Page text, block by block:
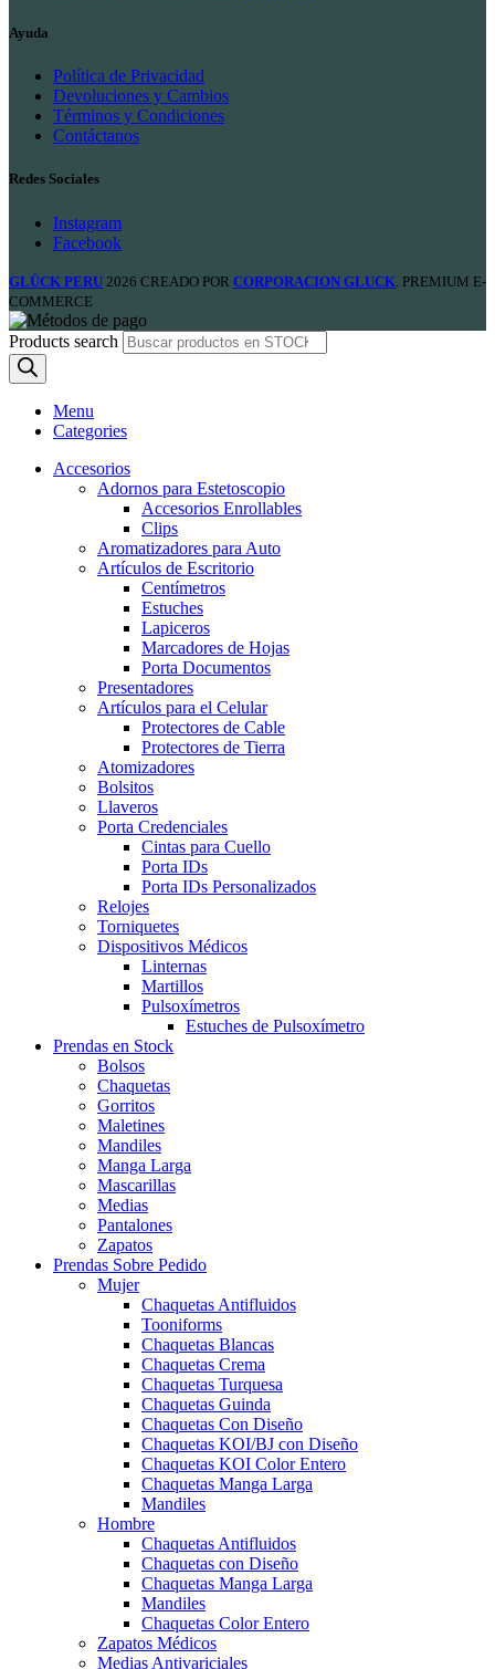
Ayuda
Política de Privacidad
Devoluciones y Cambios
Términos y Condiciones
Contáctanos
Redes Sociales
Instagram
Facebook
GLÜCK PERU 2026 CREADO POR CORPORACION GLUCK . PREMIUM E-
COMMERCE
Products search
Menu
Categories
Accesorios
Adornos para Estetoscopio
Accesorios Enrollables
Clips
Aromatizadores para Auto
Artículos de Escritorio
Centímetros
Estuches
Lapiceros
Marcadores de Hojas
Porta Documentos
Presentadores
Artículos para el Celular
Protectores de Cable
Protectores de Tierra
Atomizadores
Bolsitos
Llaveros
Porta Credenciales
Cintas para Cuello
Porta IDs
Porta IDs Personalizados
Relojes
Torniquetes
Dispositivos Médicos
Linternas
Martillos
Pulsoxímetros
Estuches de Pulsoxímetro
Prendas en Stock
Bolsos
Chaquetas
Gorritos
Maletines
Mandiles
Manga Larga
Mascarillas
Medias
Pantalones
Zapatos
Prendas Sobre Pedido
Mujer
Chaquetas Antifluidos
Tooniforms
Chaquetas Blancas
Chaquetas Crema
Chaquetas Turquesa
Chaquetas Guinda
Chaquetas Con Diseño
Chaquetas KOI/BJ con Diseño
Chaquetas KOI Color Entero
Chaquetas Manga Larga
Mandiles
Hombre
Chaquetas Antifluidos
Chaquetas con Diseño
Chaquetas Manga Larga
Mandiles
Chaquetas Color Entero
Zapatos Médicos
Medias Antivariciales